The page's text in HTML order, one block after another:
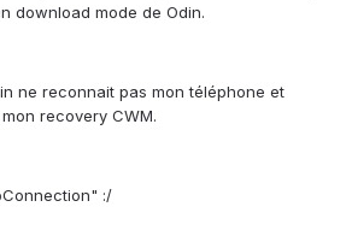
download mode de Odin.
ne reconnait pas mon téléphone et
recovery CWM.
:/